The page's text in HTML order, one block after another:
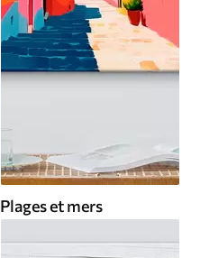
Plages et mers